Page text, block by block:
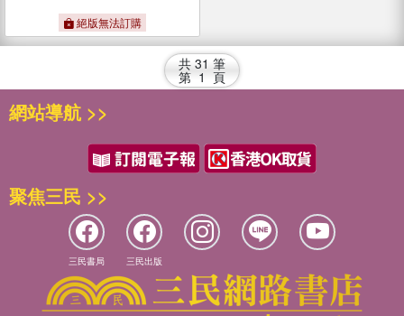
絕版無法訂購
共 31 筆
第 1 頁
網站導航 >>
聚焦三民 >>
三民書局 三民出版